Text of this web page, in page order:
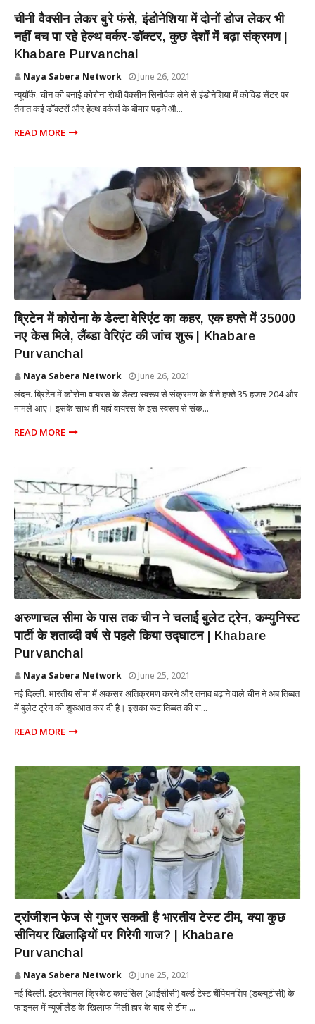
चीनी वैक्सीन लेकर बुरे फंसे, इंडोनेशिया में दोनों डोज लेकर भी
नहीं बच पा रहे हेल्थ वर्कर-डॉक्टर, कुछ देशों में बढ़ा संक्रमण |
Khabare Purvanchal
Naya Sabera Network June 26, 2021
न्यूयॉर्क. चीन की बनाई कोरोना रोधी वैक्सीन सिनोवैक लेने से इंडोनेशिया में कोविड सेंटर पर
तैनात कई डॉक्टरों और हेल्थ वर्कर्स के बीमार पड़ने औ...
READ MORE
ब्रिटेन में कोरोना के डेल्टा वेरिएंट का कहर, एक हफ्ते में 35000
नए केस मिले, लैंब्डा वेरिएंट की जांच शुरू | Khabare
Purvanchal
Naya Sabera Network June 26, 2021
लंदन. ब्रिटेन में कोरोना वायरस के डेल्टा स्वरूप से संक्रमण के बीते हफ्ते 35 हजार 204 और
मामले आए। इसके साथ ही यहां वायरस के इस स्वरूप से संक...
READ MORE
अरुणाचल सीमा के पास तक चीन ने चलाई बुलेट ट्रेन, कम्युनिस्ट
पार्टी के शताब्दी वर्ष से पहले किया उद्घाटन | Khabare
Purvanchal
Naya Sabera Network June 25, 2021
नई दिल्ली. भारतीय सीमा में अकसर अतिक्रमण करने और तनाव बढ़ाने वाले चीन ने अब तिब्बत
में बुलेट ट्रेन की शुरुआत कर दी है। इसका रूट तिब्बत की रा...
READ MORE
ट्रांजीशन फेज से गुजर सकती है भारतीय टेस्ट टीम, क्या कुछ
सीनियर खिलाड़ियों पर गिरेगी गाज? | Khabare
Purvanchal
Naya Sabera Network June 25, 2021
नई दिल्ली. इंटरनेशनल क्रिकेट काउंसिल (आईसीसी) वर्ल्ड टेस्ट चैंपियनशिप (डब्ल्यूटीसी) के
फाइनल में न्यूजीलैंड के खिलाफ मिली हार के बाद से टीम ...